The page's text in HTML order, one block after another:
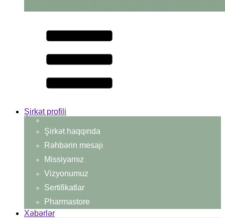
Şirkət profili
Şirkət haqqında
Rəhbərin mesajı
Missiyamız
Vizyonumuz
Sertifikatlar
Pharmastore
Xəbərlər